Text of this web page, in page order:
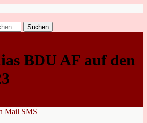
BDU AF auf den
Mail SMS